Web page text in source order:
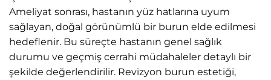
Ameliyat sonrası, hastanın yüz hatlarına uyum
sağlayan, doğal görünümlü bir burun elde edilmesi
hedeflenir. Bu süreçte hastanın genel sağlık
durumu ve geçmiş cerrahi müdahaleler detaylı bir
şekilde değerlendirilir. Revizyon burun estetiği,